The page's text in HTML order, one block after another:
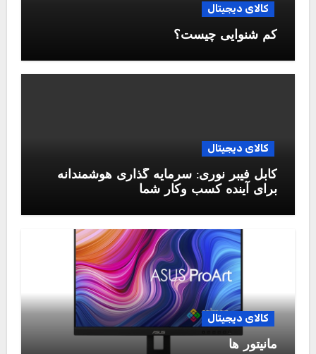
کالای دیجیتال
کم شنوایی چیست؟
کالای دیجیتال
کابل فیبر نوری: سرمایه گذاری هوشمندانه
برای آینده کسب وکار شما
کالای دیجیتال
مانیتور ها